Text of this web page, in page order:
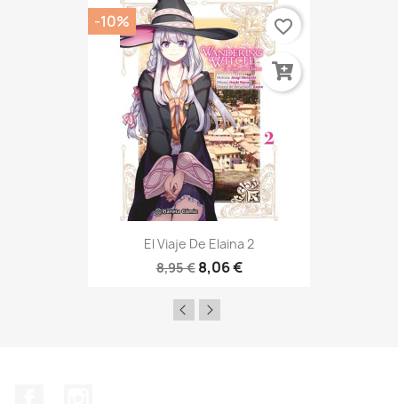
El Viaje De Elaina 2
8,95 € 8,06 €
-10% favorite_border